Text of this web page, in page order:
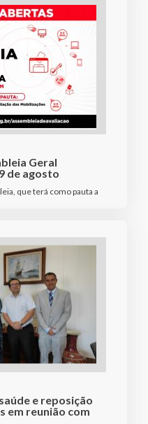
Geral
de agosto
que terá como pauta a
e reposição
em reunião com